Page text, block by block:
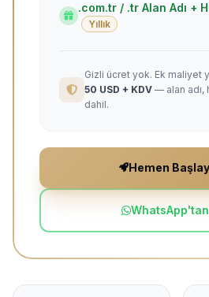
.com.tr / .tr Alan Adı +
Yıllık
Gizli ücret yok. Ek maliyet
50 USD + KDV — alan adı,
dahil.
Hemen